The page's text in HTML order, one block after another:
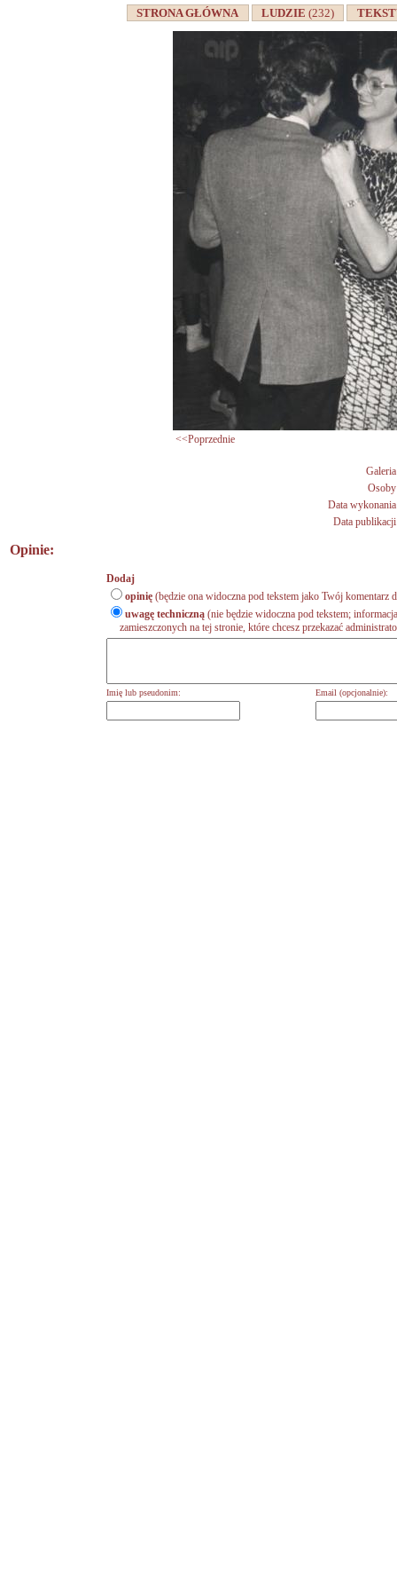
STRONA GŁÓWNA LUDZIE(232)
<<Poprzednie
Data
Data
Opinie:
Dodaj
opinię (będzie ona widoczna pod tekstem jako Twój komentarz
uwagę techniczną (nie będzie widoczna pod tekstem;
zamieszczonych na tej stronie, które chcesz przekazać
Imię lub pseudonim: Email (opcjonalnie):